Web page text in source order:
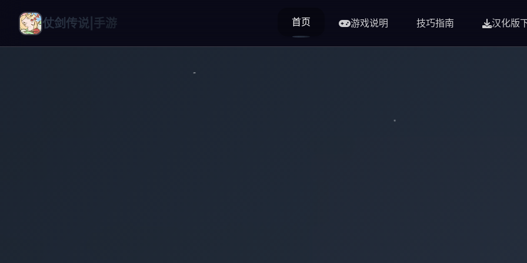
仗剑传说|手游 首页 游戏说明 技巧指南 汉化版